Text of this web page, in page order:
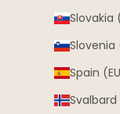
Slovakia
Slovenia
Spain